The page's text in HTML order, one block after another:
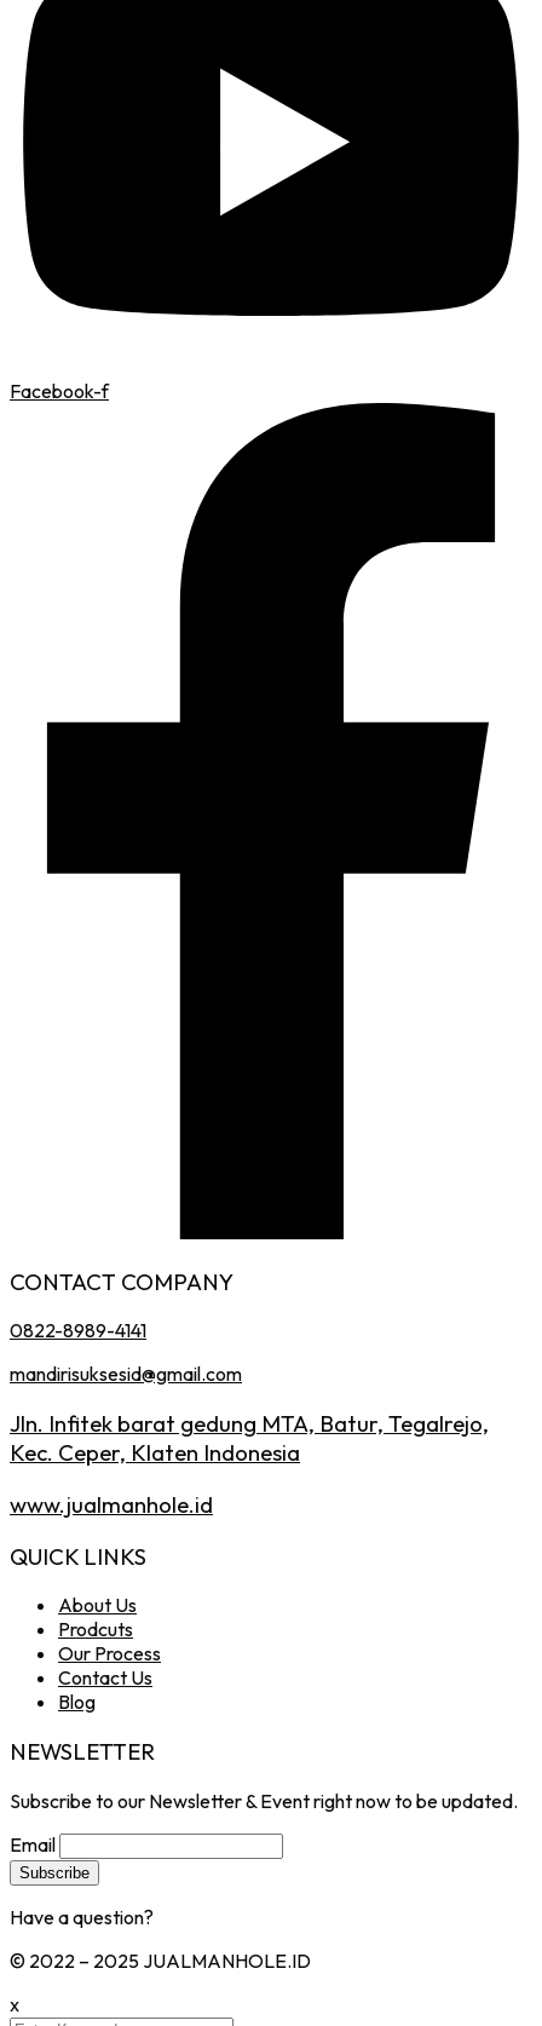
Facebook-f
CONTACT COMPANY
0822-8989-4141
mandirisuksesid@gmail.com
Jln. Infitek barat gedung MTA, Batur, Tegalrejo,
Kec. Ceper, Klaten Indonesia
www.jualmanhole.id
QUICK LINKS
About Us
Prodcuts
Our Process
Contact Us
Blog
NEWSLETTER
Subscribe to our Newsletter & Event right now to be updated.
Email
Have a question?
© 2022 – 2025 JUALMANHOLE.ID
x